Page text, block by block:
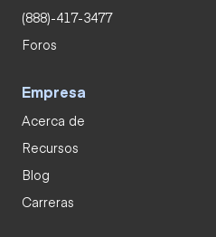
(888)-417-3477
Foros
Empresa
Acerca de
Recursos
Blog
Carreras